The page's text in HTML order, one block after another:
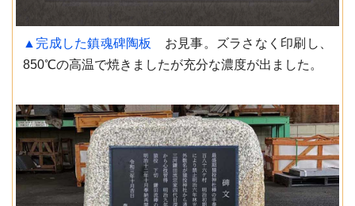
▲完成した鎮魂碑陶板
お見事。ズラさなく印刷し、
850℃の高温で焼きましたが充分な濃度が出ました。